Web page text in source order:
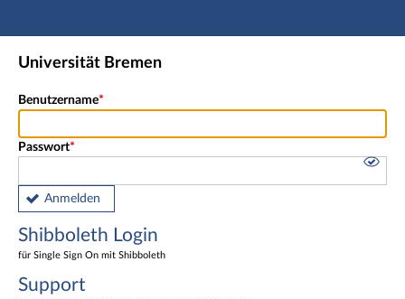
Hauptnavigation
Shibboleth Login
Universität Bremen
Benutzername
Passwort
Anmelden
Shibboleth Login
für Single Sign On mit Shibboleth
Support